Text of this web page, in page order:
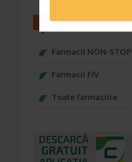
FARMACII
Farmacii NON-STOP
Farmacii FIV
Toate farmaciile